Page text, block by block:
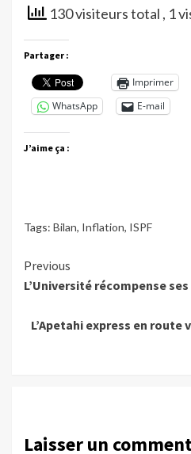
130 visiteurs total , 1
Partager :
Imprimer
WhatsApp
E-mail
J’aime ça :
Tags: Bilan, Inflation, ISPF
Continue
Reading
Previous
L’Université récompense
L’Apetahi express en route
Laisser un